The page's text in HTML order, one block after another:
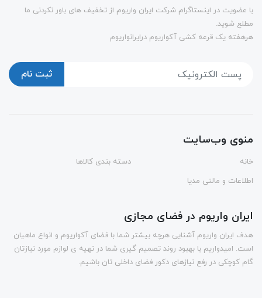
با عضویت در اینستاگرام شرکت ایران واریوم از تخفیف های باور نکردنی ما
مطلع شوید.
هرهفته یک قرعه کشی آکواریوم درایرانواریوم
ثبت نام
منوی وب‌سایت
خانه
دسته بندی کالاها
اطلاعات و مالتی مدیا
ایران واریوم در فضای مجازی
هدف ایران واریوم آشنایی هرچه بیشتر شما با فضای آکواریوم و انواع ماهیان
است. امیدواریم با بهبود روند تصمیم گیری شما در تهیه ی لوازم مورد نیازتان
گام کوچکی در رفع نیازهای دکور فضای داخلی تان باشیم.